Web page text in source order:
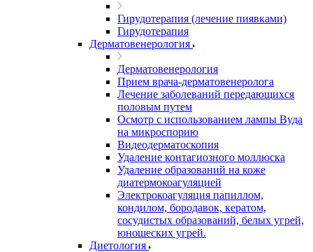
Гирудотерапия (лечение пиявками)
Гирудотерапия
Дерматовенерология
Дерматовенерология
Прием врача-дерматовенеролога
Лечение заболеваний передающихся
половым путем
Осмотр с использованием лампы Вуда
на микроспорию
Видеодерматоскопия
Удаление контагиозного моллюска
Удаление образований на коже
диатермокоагуляцией
Электрокоагуляция папиллом,
кондилом, бородавок, кератом,
сосудистых образований, белых угрей,
юношеских угрей.
Диетология